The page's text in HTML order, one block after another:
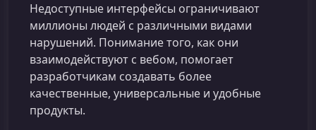
Недоступные интерфейсы ограничивают
миллионы людей с различными видами
нарушений. Понимание того, как они
взаимодействуют с вебом, помогает
разработчикам создавать более
качественные, универсальные и удобные
продукты.